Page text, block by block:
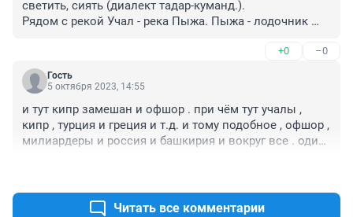
светить, сиять (диалект тадар-куманд.).
Рядом с рекой Учал - река Пыжа. Пыжа - лодочник
+0 –0
Гость
5 октября 2023, 14:55
и тут кипр замешан и офшор . при чём тут учалы ,
кипр , турция и греция и т.д. и тому подобное , офшор ,
милиардеры и россия и башкирия и вокруг все . один
Читать все комментарии